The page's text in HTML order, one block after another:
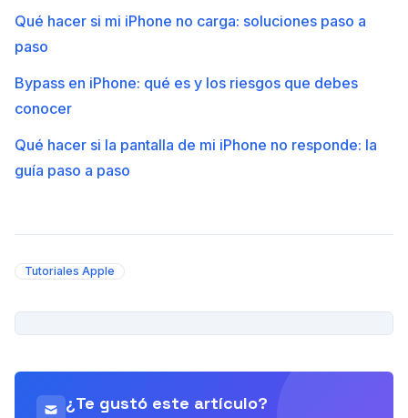
Qué hacer si mi iPhone no carga: soluciones paso a
paso
Bypass en iPhone: qué es y los riesgos que debes
conocer
Qué hacer si la pantalla de mi iPhone no responde: la
guía paso a paso
Tutoriales Apple
¿Te gustó este artículo?